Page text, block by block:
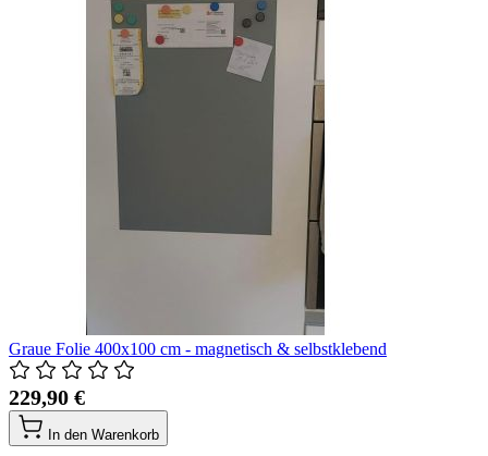
Graue Folie 400x100 cm - magnetisch & selbstklebend
229,90 €
In den Warenkorb